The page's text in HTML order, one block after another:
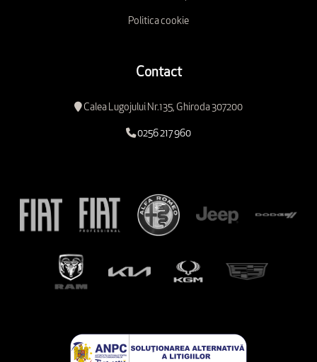
Politica cookie
Contact
Calea Lugojului Nr.135, Ghiroda 307200
0256 217 960